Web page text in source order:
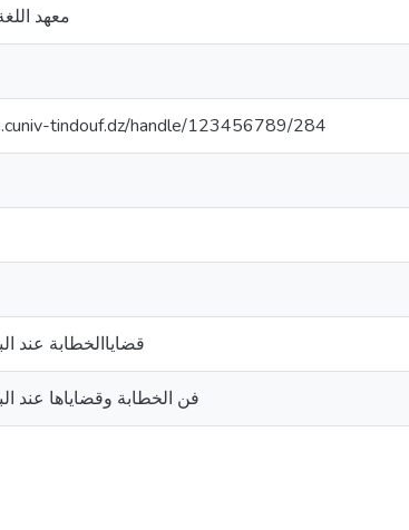
معهد
tindouf.dz/handle/123456789/284
قضاياالخطابة عند
فن الخطابة وقضاياها عند